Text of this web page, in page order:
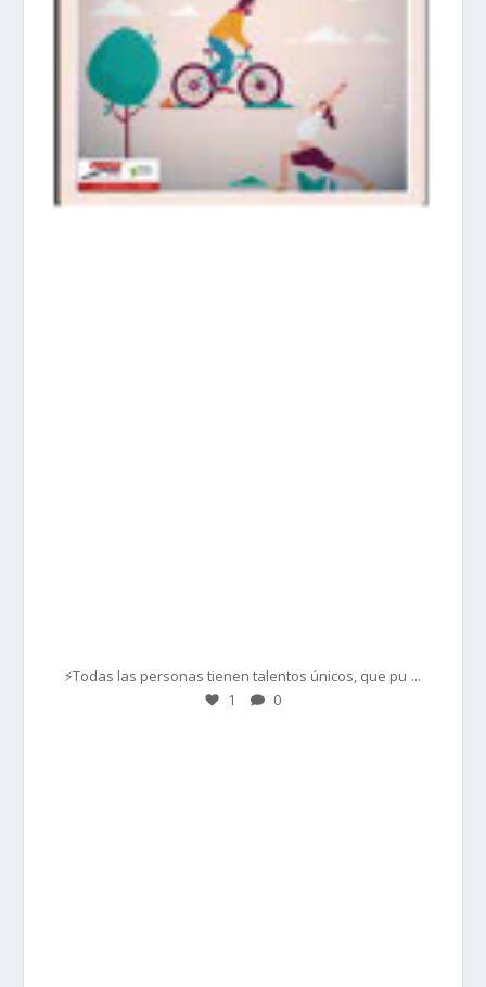
⚡Todas las personas tienen talentos únicos, que pu ...
1 0